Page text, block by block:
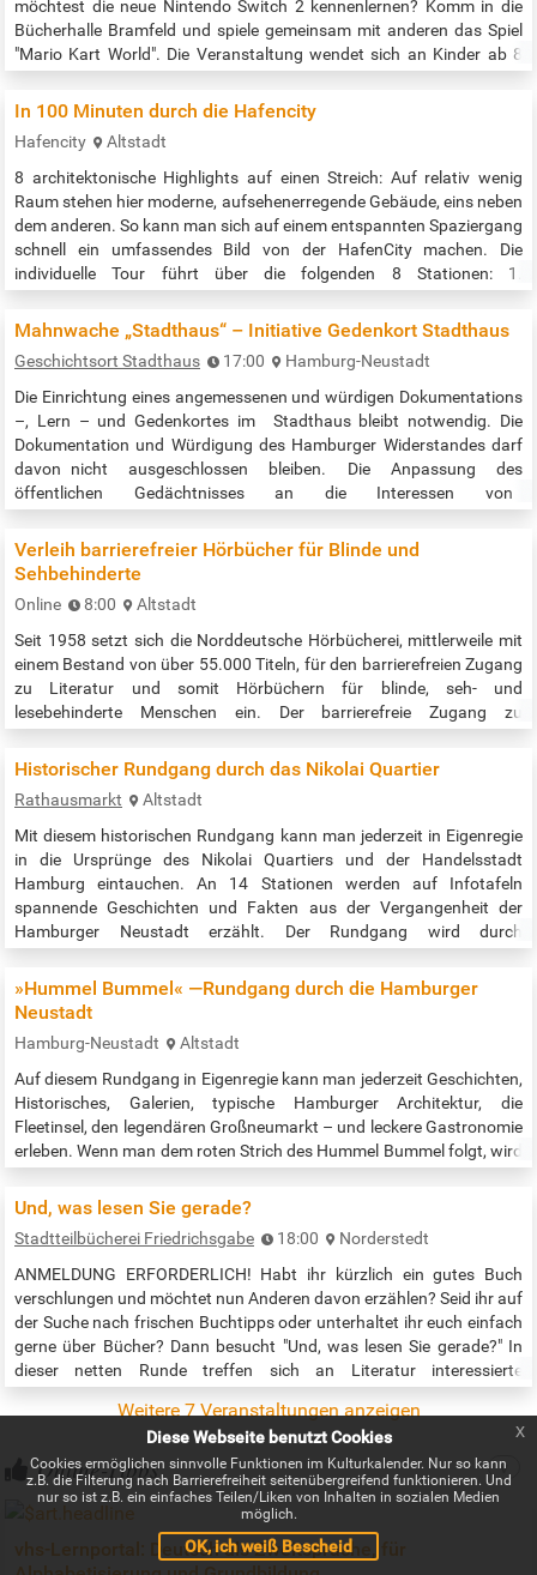
möchtest die neue Nintendo Switch 2 kennenlernen? Komm in die
Bücherhalle Bramfeld und spiele gemeinsam mit anderen das Spiel
"Mario Kart World". Die Veranstaltung wendet sich an Kinder ab 8
bramfeld@buecherhallen.de oder 040 / 641 59 33
Veranstaltungszeit: 15:00 bis 17:00 Uhr Quelle:…
In 100 Minuten durch die Hafencity
Hafencity
Altstadt
8 architektonische Highlights auf einen Streich: Auf relativ wenig
Raum stehen hier moderne, aufsehenerregende Gebäude, eins neben
dem anderen. So kann man sich auf einem entspannten Spaziergang
schnell ein umfassendes Bild von der HafenCity machen. Die
individuelle Tour führt über die folgenden 8 Stationen: 1.
Tower 5. Hamburg Cruise Center HafenCity 6. Sumatrakontor 7.
25hours Hotel…
Mahnwache „Stadthaus“ – Initiative Gedenkort Stadthaus
Geschichtsort Stadthaus 17:00
Hamburg-Neustadt
Die Einrichtung eines angemessenen und würdigen Dokumentations
–, Lern – und Gedenkortes im Stadthaus bleibt notwendig. Die
Dokumentation und Würdigung des Hamburger Widerstandes darf
davon nicht ausgeschlossen bleiben. Die Anpassung des
öffentlichen Gedächtnisses an die Interessen von
Jeden Freitag von 17.00–18.00 Uhr Treffpunkt: Stadthausbrücke /
Ecke Neuer Wall Veranstaltungszeit:…
Verleih barrierefreier Hörbücher für Blinde und
Sehbehinderte
Online 8:00
Altstadt
Seit 1958 setzt sich die Norddeutsche Hörbücherei, mittlerweile mit
einem Bestand von über 55.000 Titeln, für den barrierefreien Zugang
zu Literatur und somit Hörbüchern für blinde, seh- und
lesebehinderte Menschen ein. Der barrierefreie Zugang zu
kurz »DAISY« gewährleistet. Der Verleih der Hörbücher ist kostenlos!
Telefonische Info/Beratung: montags bis donnerstags: 8:00 bis
16:00 Uhr,…
Historischer Rundgang durch das Nikolai Quartier
Rathausmarkt
Altstadt
Mit diesem historischen Rundgang kann man jederzeit in Eigenregie
in die Ursprünge des Nikolai Quartiers und der Handelsstadt
Hamburg eintauchen. An 14 Stationen werden auf Infotafeln
spannende Geschichten und Fakten aus der Vergangenheit der
Hamburger Neustadt erzählt. Der Rundgang wird durch
wird die Geschichte lebendig. Startpunkt ist das Rathaus / der
Rathausmarkt. Der Rundgang…
»Hummel Bummel« —Rundgang durch die Hamburger
Neustadt
Hamburg-Neustadt
Altstadt
Auf diesem Rundgang in Eigenregie kann man jederzeit Geschichten,
Historisches, Galerien, typische Hamburger Architektur, die
Fleetinsel, den legendären Großneumarkt – und leckere Gastronomie
erleben. Wenn man dem roten Strich des Hummel Bummel folgt, wird
aufregende Quartier der Hamburger Neustadt. Diese müsste
eigentlich Hamburger Altstadt heißen, denn hier am Hafenrand ist
die…
Und, was lesen Sie gerade?
Stadtteilbücherei Friedrichsgabe 18:00
Norderstedt
ANMELDUNG ERFORDERLICH! Habt ihr kürzlich ein gutes Buch
verschlungen und möchtet nun Anderen davon erzählen? Seid ihr auf
der Suche nach frischen Buchtipps oder unterhaltet ihr euch einfach
gerne über Bücher? Dann besucht "Und, was lesen Sie gerade?" In
dieser netten Runde treffen sich an Literatur interessierte
freitagabends im gemütlichen Ambiente der Stadtteilbücherei
Friedrichsgabe, tauschen…
Weitere 7 Veranstaltungen anzeigen
Online-Tipps
vhs-Lernportal: Deutsch als Zweitsprache, für
Diese Webseite benutzt Cookies
Cookies ermöglichen sinnvolle Funktionen im Kulturkalender. Nur so kann
z.B. die Filterung nach Barrierefreiheit seitenübergreifend funktionieren. Und
nur so ist z.B. ein einfaches Teilen/Liken von Inhalten in sozialen Medien
möglich.
OK, ich weiß Bescheid
x